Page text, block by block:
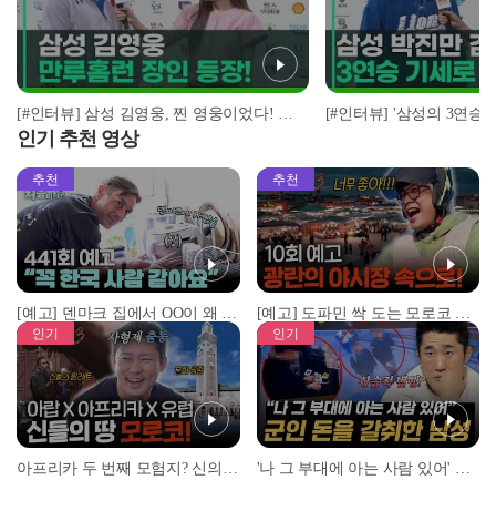
[#인터뷰] 삼성 김영웅, 찐 영웅이었다! 통산 두 번째 만루홈런 폭발 I #베이스볼투나잇 2025.03.25
인기 추천 영상
추천
[예고] 덴마크 집에서 OO이 왜 나와...? 이상할 정도로 한국을 사랑하는 우리 형을 제보합니다!
추천
[예고] 도파민 싹 도는 모로코 야시장 투어!
인기 인기